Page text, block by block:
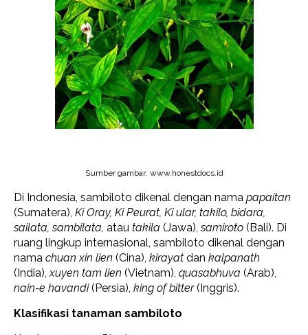
Sumber gambar: www.honestdocs.id
Di Indonesia, sambiloto dikenal dengan nama papaitan
(Sumatera), Ki Oray, Ki Peurat, Ki ular, takilo, bidara,
sailata, sambilata, atau takila (Jawa),samiroto (Bali). Di
ruang lingkup internasional, sambiloto dikenal dengan
nama chuan xin lien (Cina), kirayat dan kalpanath
(India), xuyen tam lien (Vietnam), quasabhuva (Arab),
nain-e havandi(Persia), king of bitter(Inggris).
Klasifikasi tanaman sambiloto